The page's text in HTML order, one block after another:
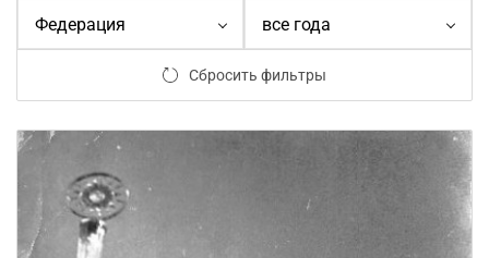
Федерация все года
Сбросить фильтры